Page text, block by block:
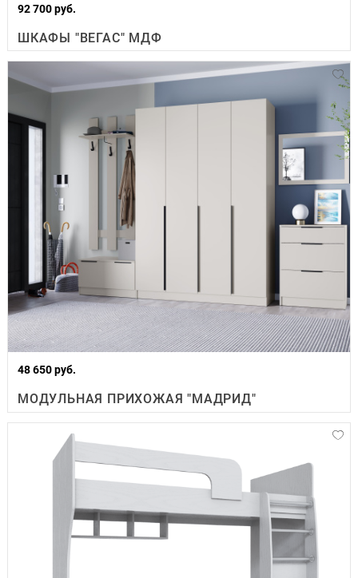
92 700 руб.
ШКАФЫ "ВЕГАС" МДФ
48 650 руб.
МОДУЛЬНАЯ ПРИХОЖАЯ "МАДРИД"